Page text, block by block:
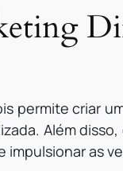
permite criar
Além
as